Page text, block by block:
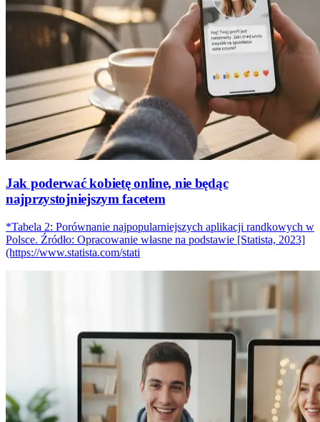
Jak poderwać kobietę online, nie będąc
najprzystojniejszym facetem
*Tabela 2: Porównanie najpopularniejszych aplikacji randkowych w
Polsce. Źródło: Opracowanie własne na podstawie [Statista, 2023]
(https://www.statista.com/stati